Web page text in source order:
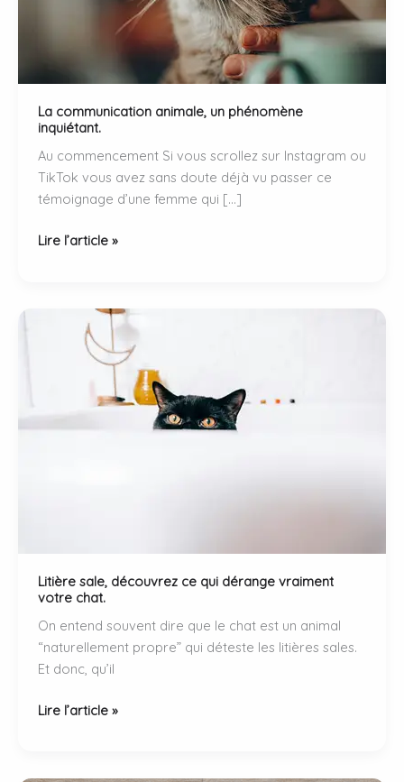
La communication animale, un phénomène
inquiétant.
Au commencement Si vous scrollez sur Instagram ou
TikTok vous avez sans doute déjà vu passer ce
témoignage d’une femme qui […]
La
phénomène
inquiétant.
Lire l’article »
Litière sale, découvrez ce qui dérange vraiment
votre chat.
On entend souvent dire que le chat est un animal
“naturellement propre” qui déteste les litières sales.
Et donc, qu’il
Litière
Lire l’article »